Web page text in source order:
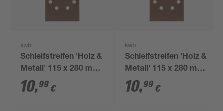
kwb
Schleifstreifen 'Holz &
Metall' 115 x 280 mm
K180 10 Stück
10,99 €
kwb
Schleifstreifen 'Holz &
Metall' 115 x 280 mm
K80 10 Stück
10,99 €